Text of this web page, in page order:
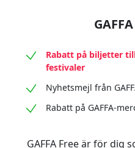
Rabatt på biljetter
festivaler
Nyhetsmejl från
Rabatt på GAFFA-
GAFFA Free är för dig